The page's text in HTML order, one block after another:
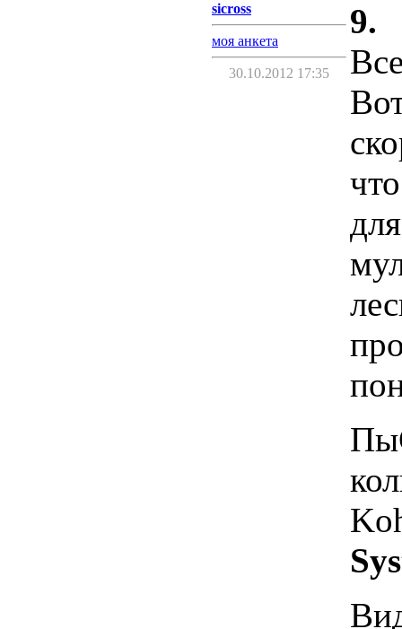
sicross
моя анкета
30.10.2012 17:35
9.